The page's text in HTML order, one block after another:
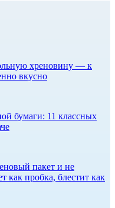
хреновину — к
вкусно
бумаги: 11 классных
пакет и не
как пробка, блестит как